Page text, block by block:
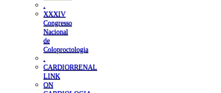
XXXIV
Congresso
Nacional
de
Coloproctologia
CARDIORRENAL
LINK
ON